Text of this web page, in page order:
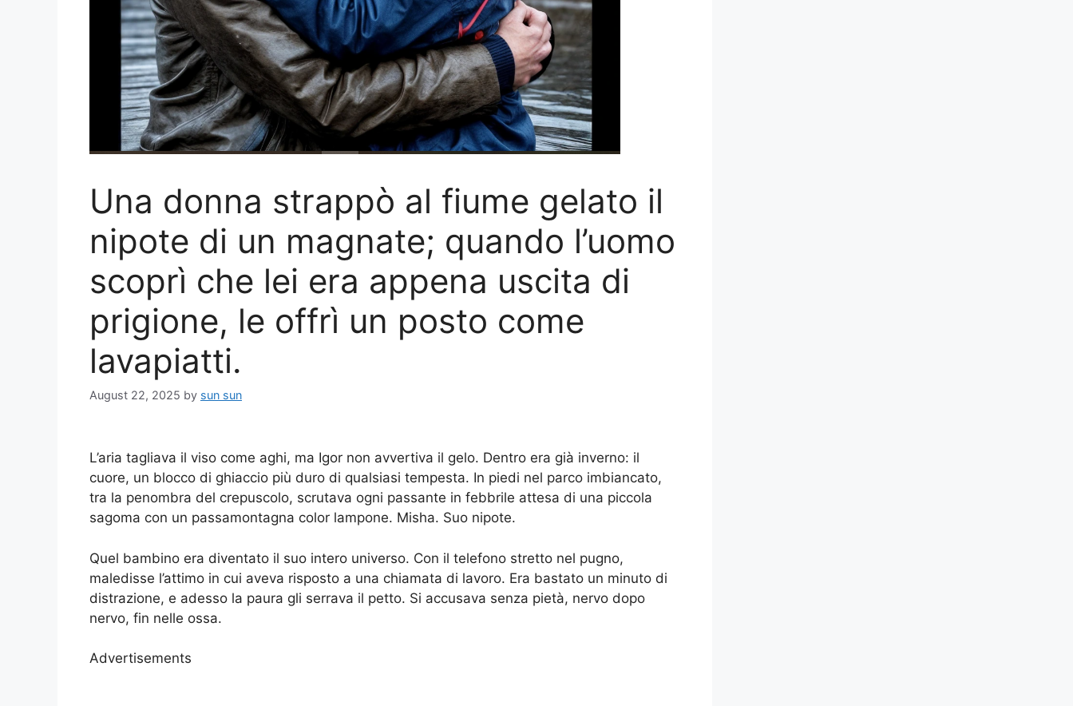
Una donna strappò al fiume gelato il
nipote di un magnate; quando l’uomo
scoprì che lei era appena uscita di
prigione, le offrì un posto come
lavapiatti.
August 22, 2025 by sun sun
L’aria tagliava il viso come aghi, ma Igor non avvertiva il gelo. Dentro era già inverno: il
cuore, un blocco di ghiaccio più duro di qualsiasi tempesta. In piedi nel parco imbiancato,
tra la penombra del crepuscolo, scrutava ogni passante in febbrile attesa di una piccola
sagoma con un passamontagna color lampone. Misha. Suo nipote.
Quel bambino era diventato il suo intero universo. Con il telefono stretto nel pugno,
maledisse l’attimo in cui aveva risposto a una chiamata di lavoro. Era bastato un minuto di
distrazione, e adesso la paura gli serrava il petto. Si accusava senza pietà, nervo dopo
nervo, fin nelle ossa.
Advertisements